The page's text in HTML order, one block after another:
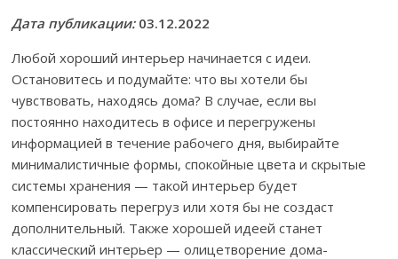
Дата публикации:03.12.2022
Любой хороший интерьер начинается с идеи.
Остановитесь и подумайте: что вы хотели бы
чувствовать, находясь дома? В случае, если вы
постоянно находитесь в офисе и перегружены
информацией в течение рабочего дня, выбирайте
минималистичные формы, спокойные цвета и скрытые
системы хранения — такой интерьер будет
компенсировать перегруз или хотя бы не создаст
дополнительный. Также хорошей идеей станет
классический интерьер — олицетворение дома-